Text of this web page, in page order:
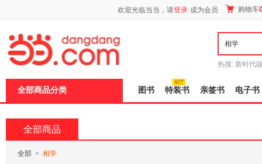
欢迎光临当当，请登录 成为会员 购物车
热搜: 新时代
全部商品分类 图书 特装书 亲签书 电子书
全部商品
全部 > 相学
页
加